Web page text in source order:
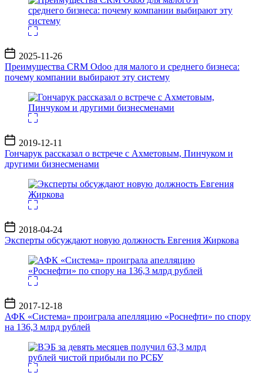
Дата
записи
2025-11-26
Преимущества CRM Odoo для малого и среднего бизнеса:
почему компании выбирают эту систему
Дата
записи
2019-12-11
Гончарук рассказал о встрече с Ахметовым, Пинчуком и
другими бизнесменами
Дата
записи
2018-04-24
Эксперты обсуждают новую должность Евгения Жиркова
Дата
записи
2017-12-18
АФК «Система» проиграла апелляцию «Роснефти» по спору
на 136,3 млрд рублей